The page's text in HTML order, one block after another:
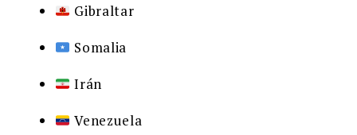
Gibraltar
Somalia
Irán
Venezuela